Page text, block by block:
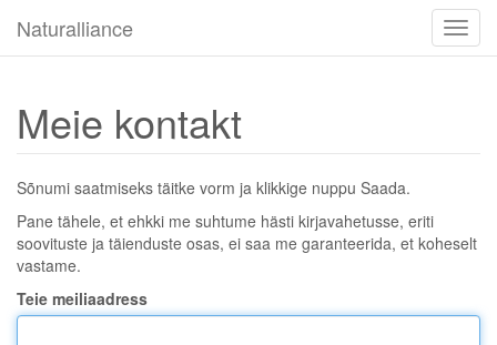
Naturalliance
Meie kontakt
Sõnumi saatmiseks täitke vorm ja klikkige nuppu Saada.
Pane tähele, et ehkki me suhtume hästi kirjavahetusse, eriti
soovituste ja täienduste osas, ei saa me garanteerida, et koheselt
vastame.
Teie meiliaadress